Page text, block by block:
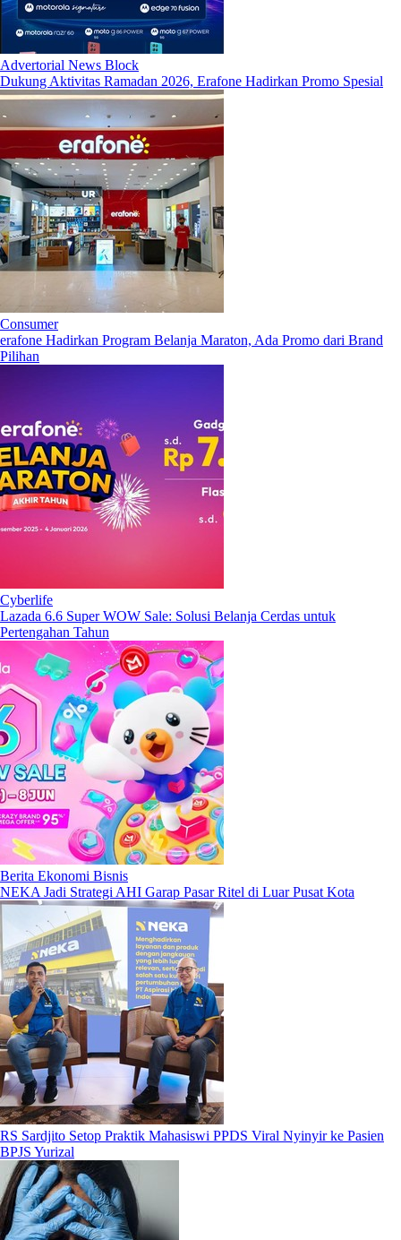
Advertorial News Block
Dukung Aktivitas Ramadan 2026, Erafone Hadirkan Promo Spesial
Consumer
erafone Hadirkan Program Belanja Maraton, Ada Promo dari Brand
Pilihan
Cyberlife
Lazada 6.6 Super WOW Sale: Solusi Belanja Cerdas untuk
Pertengahan Tahun
Berita Ekonomi Bisnis
NEKA Jadi Strategi AHI Garap Pasar Ritel di Luar Pusat Kota
RS Sardjito Setop Praktik Mahasiswi PPDS Viral Nyinyir ke Pasien
BPJS Yurizal